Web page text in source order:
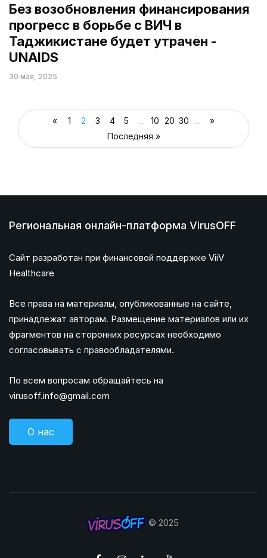
Без возобновления финансирования
прогресс в борьбе с ВИЧ в
Таджикистане будет утрачен -
UNAIDS
30 мая, 2025
« 1 2 3 4 5 ... 10 20 30 ...
»
Последняя »
Региональная онлайн-платформа VirusOFF
Сайт разработан при финансовой поддержке ViiV
Healthcare
Все права на материалы, опубликованные на сайте,
принадлежат авторам. Размещение материалов или их
фрагментов на сторонних ресурсах необходимо
согласовывать с правообладателями.
По всем вопросам обращайтесь на
virusoff.info@gmail.com
О нас
© 2025